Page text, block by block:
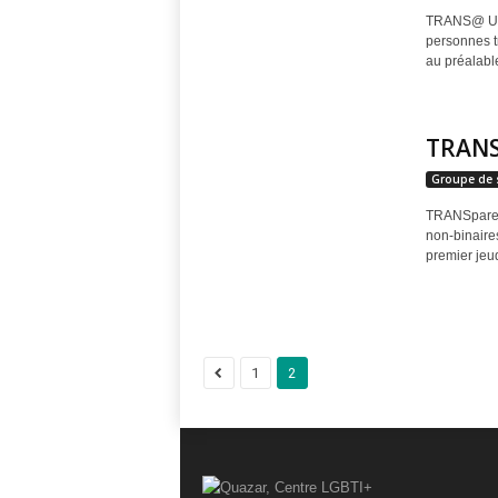
TRANS@
personnes
au
Groupe de
non-
premier
1 2